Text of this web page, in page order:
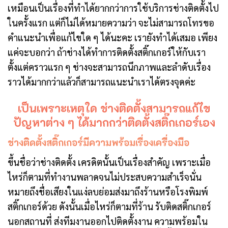
เหมือนเป็นเรื่องที่ทำได้ยากกว่าการใช้บริการช่างติดตั้งไป
ในครั้งแรก แต่ก็ไม่ได้หมายความว่า จะไม่สามารถโทรขอ
คำแนะนำเพื่อแก้ไขใด ๆ ได้นะคะ เรายังทำได้เสมอ เพียง
แค่จะบอกว่า ถ้าช่างได้ทำการติดตั้งสติ๊กเกอร์ให้กับเรา
ตั้งแต่คราวแรก ๆ ช่างจะสามารถนึกภาพและลำดับเรื่อง
ราวได้มากกว่าแล้วก็สามารถแนะนำเราได้ตรงจุดค่ะ
เป็นเพราะเหตุใด ช่างติดตั้งสามารถแก้ไข
ปัญหาต่าง ๆ ได้มากกว่าติดตั้งสติ๊กเกอร์เอง
ช่างติดตั้งสติ๊กเกอร์มีความพร้อมเรื่องเครื่องมือ
ขึ้นชื่อว่าช่างติดตั้ง เครดิตนั้นเป็นเรื่องสำคัญ เพราะเมื่อ
ไหร่ก็ตามที่ทำงานพลาดจนไม่ประสบความสำเร็จนั่น
หมายถึงชื่อเสียงในแง่ลบย่อมส่งมาถึงร้านหรือโรงพิมพ์
สติ๊กเกอร์ด้วย ดังนั้นเมื่อไหร่ก็ตามที่ร้าน รับติดสติ๊กเกอร์
นอกสถานที่ ส่งทีมงานออกไปติดตั้งงาน ความพร้อมใน